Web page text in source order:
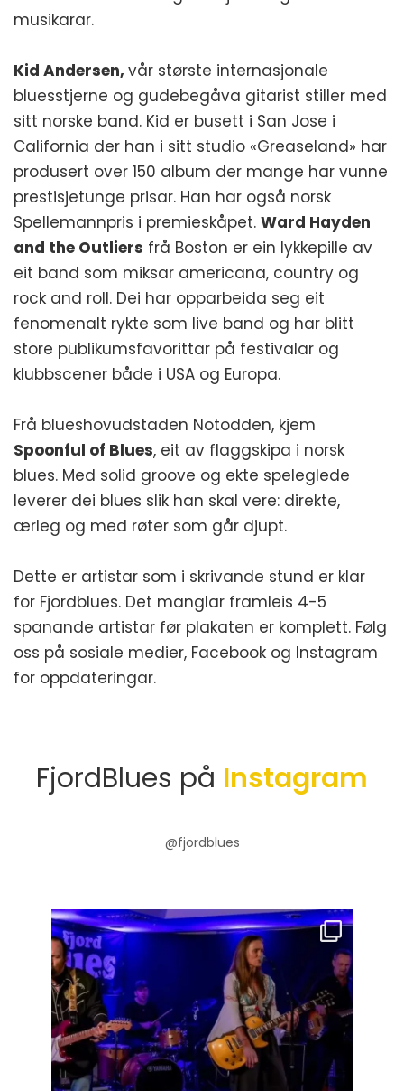
musikarar.
Kid Andersen, vår største internasjonale
bluesstjerne og gudebegåva gitarist stiller med
sitt norske band. Kid er busett i San Jose i
California der han i sitt studio «Greaseland» har
produsert over 150 album der mange har vunne
prestisjetunge prisar. Han har også norsk
Spellemannpris i premieskåpet. Ward Hayden
and the Outliers frå Boston er ein lykkepille av
eit band som miksar americana, country og
rock and roll. Dei har opparbeida seg eit
fenomenalt rykte som live band og har blitt
store publikumsfavorittar på festivalar og
klubbscener både i USA og Europa.
Frå blueshovudstaden Notodden, kjem
Spoonful of Blues, eit av flaggskipa i norsk
blues. Med solid groove og ekte speleglede
leverer dei blues slik han skal vere: direkte,
ærleg og med røter som går djupt.
Dette er artistar som i skrivande stund er klar
for Fjordblues. Det manglar framleis 4-5
spanande artistar før plakaten er komplett. Følg
oss på sosiale medier, Facebook og Instagram
for oppdateringar.
FjordBlues på Instagram
@fjordblues